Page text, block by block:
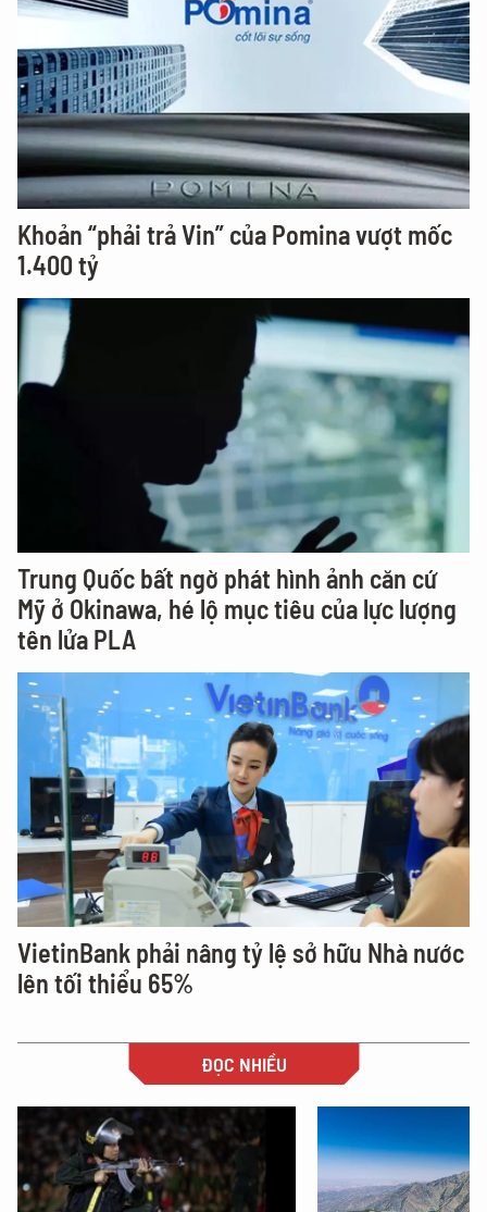
Khoản “phải trả Vin” của Pomina vượt mốc
1.400 tỷ
Trung Quốc bất ngờ phát hình ảnh căn cứ
Mỹ ở Okinawa, hé lộ mục tiêu của lực lượng
tên lửa PLA
VietinBank phải nâng tỷ lệ sở hữu Nhà nước
lên tối thiểu 65%
ĐỌC NHIỀU